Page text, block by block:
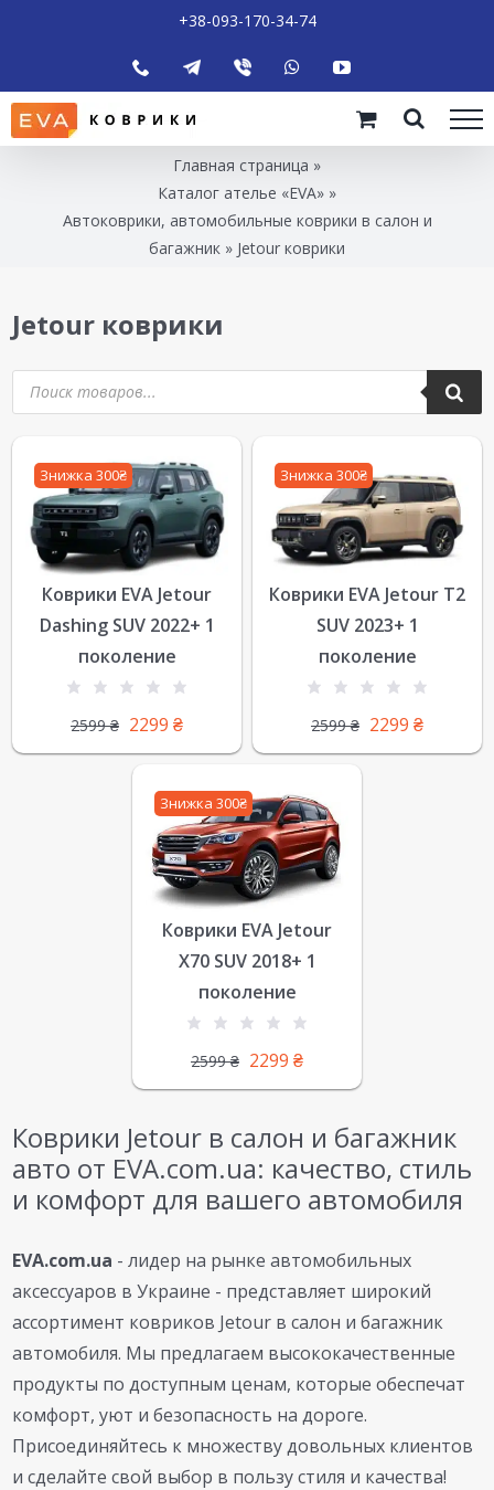
+38-093-170-34-74
Главная страница »
Каталог ателье «EVA» »
Автоковрики, автомобильные коврики в салон и
багажник » Jetour коврики
Jetour коврики
Знижка 300₴
Коврики EVA Jetour
Dashing SUV 2022+ 1
поколение
2599₴ 2299 ₴
Знижка 300₴
Коврики EVA Jetour T2
SUV 2023+ 1
поколение
2599₴ 2299 ₴
Знижка 300₴
Коврики EVA Jetour
X70 SUV 2018+ 1
поколение
2599₴ 2299 ₴
Коврики Jetour в салон и багажник
авто от EVA.com.ua: качество, стиль
и комфорт для вашего автомобиля
EVA.com.ua - лидер на рынке автомобильных
аксессуаров в Украине - представляет широкий
ассортимент ковриков Jetour в салон и багажник
автомобиля. Мы предлагаем высококачественные
продукты по доступным ценам, которые обеспечат
комфорт, уют и безопасность на дороге.
Присоединяйтесь к множеству довольных клиентов
и сделайте свой выбор в пользу стиля и качества!